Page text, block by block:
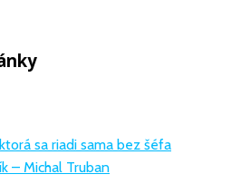
sa riadi sama bez šéfa
– Michal Truban